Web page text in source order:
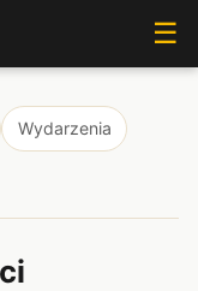
☰
Wydarzenia